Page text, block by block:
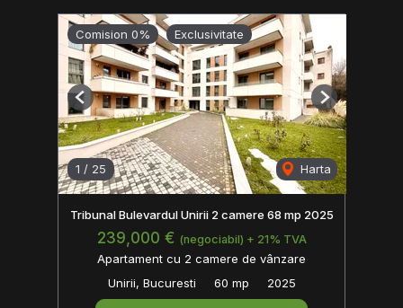
Comision 0% Exclusivitate
1 / 25 Harta
Previous Next
Tribunal Bulevardul Unirii 2 camere 68 mp 2025
239,000 € (negociabil) + 21% TVA
Apartament cu 2 camere de vânzare
Unirii, Bucuresti
60 mp 2025